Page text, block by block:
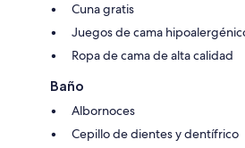
Cuna gratis
Juegos de cama
Ropa de cama de alta calidad
Baño
Albornoces
Cepillo de dientes y dentífrico